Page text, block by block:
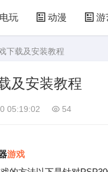
电玩 动漫 游
娃娃机
下载及安装教程
及安装教程
05:19:02 54
游戏